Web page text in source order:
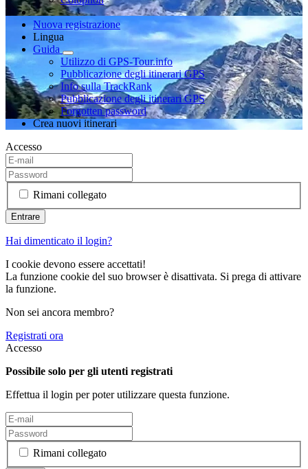
Nuova registrazione
Lingua
Guida
Utilizzo di GPS-Tour.info
Pubblicazione degli itinerari GPS
Info sulla TrackRank
Pubblicazione degli itinerari GPS
Forgotten password
Crea nuovi itinerari
Accesso
Rimani collegato
Hai dimenticato il login?
I cookie devono essere accettati!
La funzione cookie del suo browser è disattivata. Si prega di attivare
la funzione.
Non sei ancora membro?
Registrati ora
Accesso
Possibile solo per gli utenti registrati
Effettua il login per poter utilizzare questa funzione.
Rimani collegato